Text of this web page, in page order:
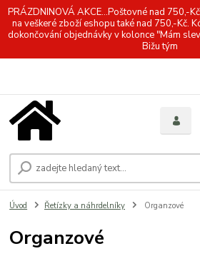
PRÁZDNINOVÁ AKCE...Poštovné nad 750,-
na veškeré zboží eshopu také nad 750,-Kč.
dokončování objednávky v kolonce "Mám
Bižu tým
Úvod Řetízky a náhrdelníky Organzové
Organzové